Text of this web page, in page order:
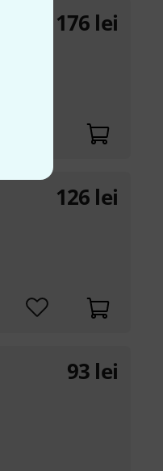
176 lei
126 lei
93 lei